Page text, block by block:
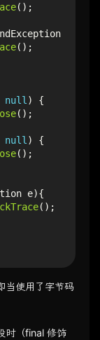
();
();
null )
{
();
null )
{
();
e){
();
当使用了字节码
时（final 修饰